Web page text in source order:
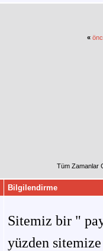
«
Tüm Zamanlar
Bilgilendirme
Sitemiz bir "
yüzden